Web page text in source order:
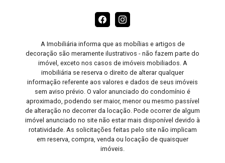
A Imobiliária informa que as mobílias e artigos de
decoração são meramente ilustrativos - não fazem parte do
imóvel, exceto nos casos de imóveis mobiliados. A
imobiliária se reserva o direito de alterar qualquer
informação referente aos valores e dados de seus imóveis
sem aviso prévio. O valor anunciado do condomínio é
aproximado, podendo ser maior, menor ou mesmo passível
de alteração no decorrer da locação. Pode ocorrer de algum
imóvel anunciado no site não estar mais disponível devido à
rotatividade. As solicitações feitas pelo site não implicam
em reserva, compra, venda ou locação de quaisquer
imóveis.